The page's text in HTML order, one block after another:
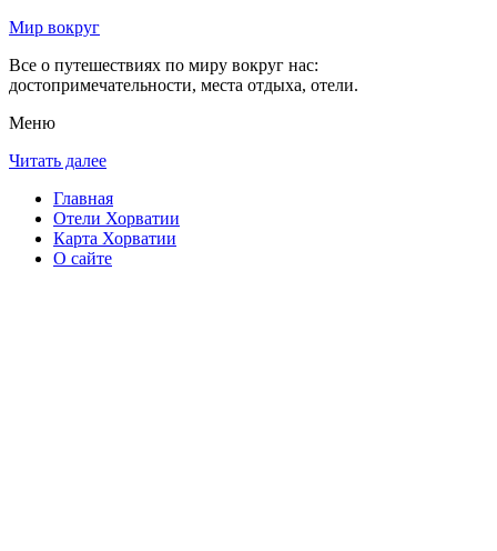
Мир вокруг
Все о путешествиях по миру вокруг нас:
достопримечательности, места отдыха, отели.
Меню
Читать далее
Главная
Отели Хорватии
Карта Хорватии
О сайте